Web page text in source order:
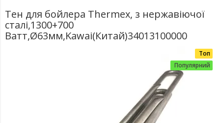
Тен для бойлера Thermex, з нержавіючої
сталі,1300+700
Ватт,Ø63мм,Kawai(Китай)34013100000
Топ
Популярний